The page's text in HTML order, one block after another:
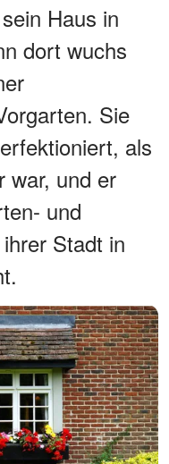
Haus in
dort wuchs
Sie
als
war, und er
und
Stadt in